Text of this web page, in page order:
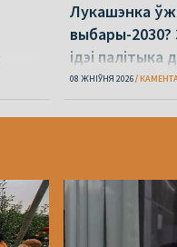
Лукашэнка
выбары-
ідэі палітыка
08 ЖНІЎНЯ 2026